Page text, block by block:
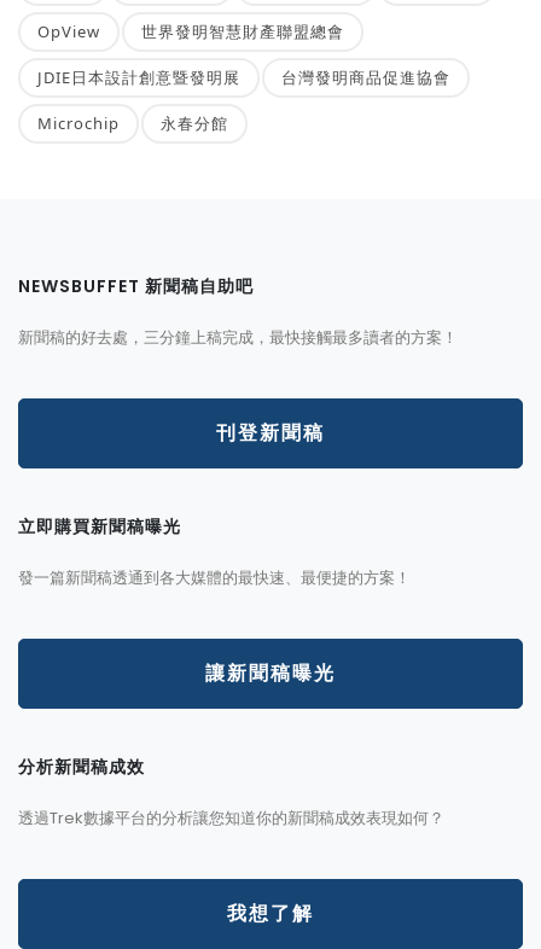
OpView 世界發明智慧財產聯盟總會
JDIE日本設計創意暨發明展 台灣發明商品促進協會
Microchip 永春分館
NEWSBUFFET 新聞稿自助吧
新聞稿的好去處，三分鐘上稿完成，最快接觸最多讀者的方案！
刊登新聞稿
立即購買新聞稿曝光
發一篇新聞稿透通到各大媒體的最快速、最便捷的方案！
讓新聞稿曝光
分析新聞稿成效
透過Trek數據平台的分析讓您知道你的新聞稿成效表現如何？
我想了解